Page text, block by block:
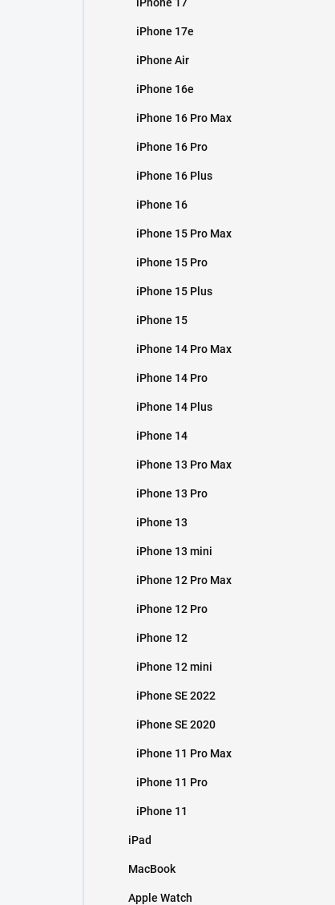
iPhone 17e
iPhone Air
iPhone 16e
iPhone 16 Pro Max
iPhone 16 Pro
iPhone 16 Plus
iPhone 16
iPhone 15 Pro Max
iPhone 15 Pro
iPhone 15 Plus
iPhone 15
iPhone 14 Pro Max
iPhone 14 Pro
iPhone 14 Plus
iPhone 14
iPhone 13 Pro Max
iPhone 13 Pro
iPhone 13
iPhone 13 mini
iPhone 12 Pro Max
iPhone 12 Pro
iPhone 12
iPhone 12 mini
iPhone SE 2022
iPhone SE 2020
iPhone 11 Pro Max
iPhone 11 Pro
iPhone 11
iPad
MacBook
Apple Watch